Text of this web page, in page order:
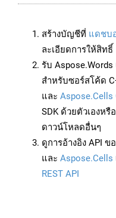
สร้างบัญชีที่ แดชบ
ละเอียดการให้สิทธิ์
รับ
สำหรับซอร์สโค้ด
และ Aspose.Cells
SDK ด้วยตัวเองหรื
ดาวน์โหลดอื่นๆ
ดูการอ้างอิง API ข
และ Aspose.Cells
REST API